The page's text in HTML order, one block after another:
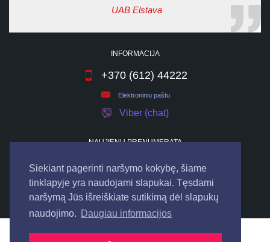
Siekiant pagerinti naršymo kokybę, šiame
tinklapyje yra naudojami slapukai. Tęsdami
naršymą Jūs išreiškiate sutikimą dėl slapukų
naudojimo. Daugiau informacijos
UAB Elstava
INFORMACIJA
+370 (612) 44222
Elektroniniu paštu
Viber (chat)
NAUJIENŲ PRENUMERATA